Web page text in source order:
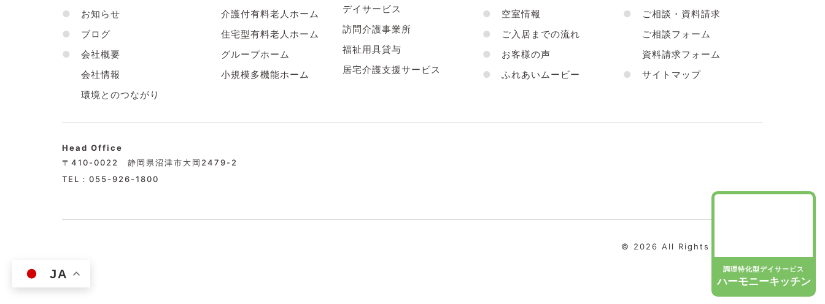
調理特化型デイサービス
ハーモニーキッチン
●
お知らせ
●
ブログ
●
会社概要
会社情報
環境とのつながり
介護付有料老人ホーム
住宅型有料老人ホーム
グループホーム
小規模多機能ホーム
デイサービス
訪問介護事業所
福祉用具貸与
居宅介護支援サービス
●
空室情報
●
ご入居までの流れ
●
お客様の声
●
ふれあいムービー
●
ご相談・資料請求
ご相談フォーム
資料請求フォーム
●
サイトマップ
Head Office
〒410-0022 静岡県沼津市大岡2479-2
TEL：055-926-1800
© 2026 All Rights Reserved.
JA